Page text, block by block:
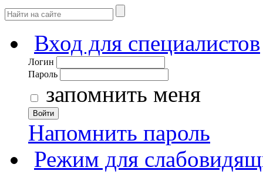
Вход для специалистов
Логин
Пароль
запомнить меня
Войти
Напомнить пароль
Режим для